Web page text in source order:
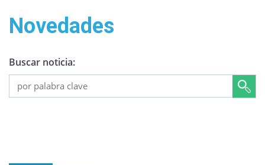
Novedades
Buscar noticia: